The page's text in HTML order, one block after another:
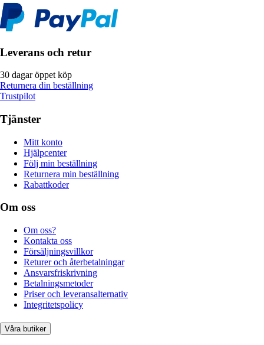
Leverans och retur
30 dagar öppet köp
Returnera din beställning
Trustpilot
Tjänster
Mitt konto
Hjälpcenter
Följ min beställning
Returnera min beställning
Rabattkoder
Om oss
Om oss?
Kontakta oss
Försäljningsvillkor
Returer och återbetalningar
Ansvarsfriskrivning
Betalningsmetoder
Priser och leveransalternativ
Integritetspolicy
Våra butiker